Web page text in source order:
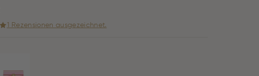
1 Rezensionen ausgezeichnet.